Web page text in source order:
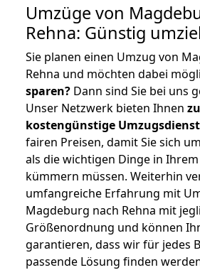
Umzüge von
Rehna: Günstig
Sie planen einen Umzug von
Rehna und möchten dabei
sparen? Dann sind Sie bei uns
Unser Netzwerk bieten Ihnen
kostengünstige
fairen Preisen, damit Sie sich
als die wichtigen Dinge in
kümmern müssen. Weiterhin
umfangreiche Erfahrung mit
Magdeburg nach Rehna mit
Größenordnung und können
garantieren, dass wir für jedes
passende Lösung finden